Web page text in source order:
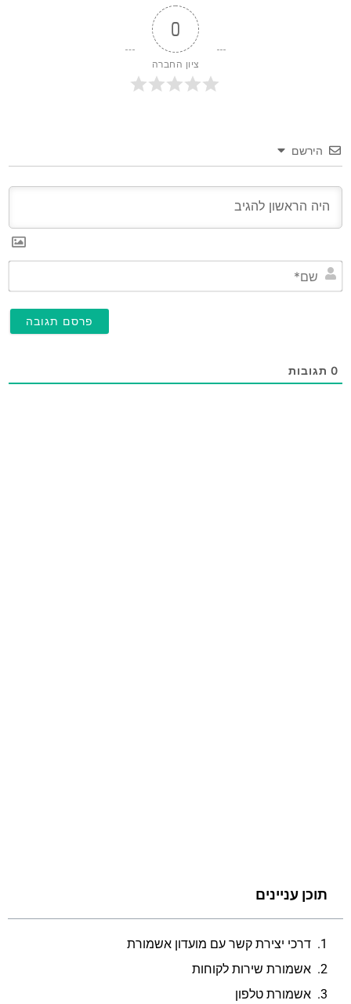
0
ציון החברה
הירשם
0 תגובות
תוכן עניינים
דרכי יצירת קשר עם מועדון אשמורת
אשמורת שירות לקוחות
אשמורת טלפון